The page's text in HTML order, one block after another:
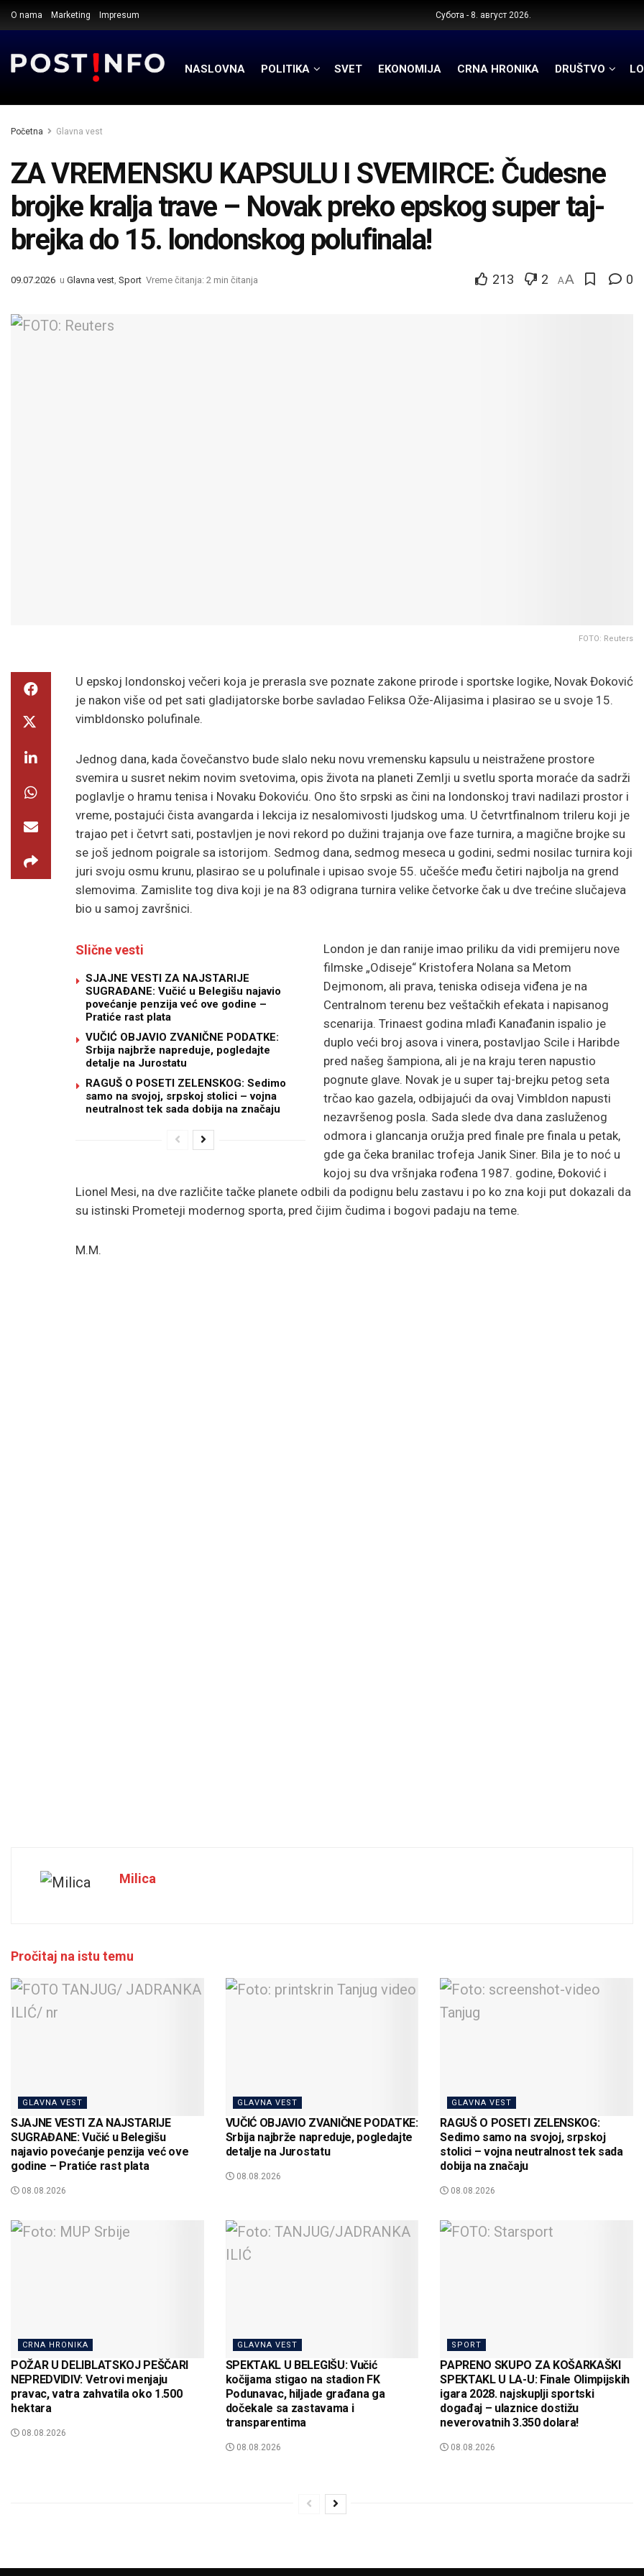
O nama Marketing Impresum Субота - 8. август 2026.
NASLOVNA POLITIKA SVET EKONOMIJA CRNA HRONIKA DRUŠTVO
Početna Glavna vest
ZA VREMENSKU KAPSULU I SVEMIRCE: Čudesne
brojke kralja trave – Novak preko epskog super taj-
brejka do 15. londonskog polufinala!
09.07.2026 u Glavna vest, Sport Vreme čitanja: 2 min čitanja 213 2 AA 0
FOTO: Reuters
U epskoj londonskoj večeri koja je prerasla sve poznate zakone prirode i sportske logike, Novak Đoković
je nakon više od pet sati gladijatorske borbe savladao Feliksa Ože-Alijasima i plasirao se u svoje 15.
vimbldonsko polufinale.
Jednog dana, kada čovečanstvo bude slalo neku novu vremensku kapsulu u neistražene prostore
svemira u susret nekim novim svetovima, opis života na planeti Zemlji u svetlu sporta moraće da sadrži
poglavlje o hramu tenisa i Novaku Đokoviću. Ono što srpski as čini na londonskoj travi nadilazi prostor i
vreme, postajući čista avangarda i lekcija iz nesalomivosti ljudskog uma. U četvrtfinalnom trileru koji je
trajao pet i četvrt sati, postavljen je novi rekord po dužini trajanja ove faze turnira, a magične brojke su
se još jednom poigrale sa istorijom. Sedmog dana, sedmog meseca u godini, sedmi nosilac turnira koji
juri svoju osmu krunu, plasirao se u polufinale i upisao svoje 55. učešće među četiri najbolja na grend
slemovima. Zamislite tog diva koji je na 83 odigrana turnira velike četvorke čak u dve trećine slučajeva
bio u samoj završnici.
Slične vesti
SJAJNE VESTI ZA NAJSTARIJE
SUGRAĐANE: Vučić u Belegišu najavio
povećanje penzija već ove godine –
Pratiće rast plata
VUČIĆ OBJAVIO ZVANIČNE PODATKE:
Srbija najbrže napreduje, pogledajte
detalje na Jurostatu
RAGUŠ O POSETI ZELENSKOG: Sedimo
samo na svojoj, srpskoj stolici – vojna
neutralnost tek sada dobija na značaju
London je dan ranije imao priliku da vidi premijeru nove
filmske „Odiseje“ Kristofera Nolana sa Metom
Dejmonom, ali prava, teniska odiseja viđena je na
Centralnom terenu bez veštačkih efekata i napisanog
scenarija. Trinaest godina mlađi Kanađanin ispalio je
duplo veći broj asova i vinera, postavljao Scile i Haribde
pred našeg šampiona, ali je na kraju teren napustio
pognute glave. Novak je u super taj-brejku petog seta
trčao kao gazela, odbijajući da ovaj Vimbldon napusti
nezavršenog posla. Sada slede dva dana zasluženog
odmora i glancanja oružja pred finale pre finala u petak,
gde ga čeka branilac trofeja Janik Siner. Bila je to noć u
kojoj su dva vršnjaka rođena 1987. godine, Đoković i
Lionel Mesi, na dve različite tačke planete odbili da podignu belu zastavu i po ko zna koji put dokazali da
su istinski Prometeji modernog sporta, pred čijim čudima i bogovi padaju na teme.
M.M.
Milica
Pročitaj na istu temu
GLAVNA VEST
SJAJNE VESTI ZA NAJSTARIJE
SUGRAĐANE: Vučić u Belegišu
najavio povećanje penzija već ove
godine – Pratiće rast plata
08.08.2026
GLAVNA VEST
VUČIĆ OBJAVIO ZVANIČNE PODATKE:
Srbija najbrže napreduje, pogledajte
detalje na Jurostatu
08.08.2026
GLAVNA VEST
RAGUŠ O POSETI ZELENSKOG:
Sedimo samo na svojoj, srpskoj
stolici – vojna neutralnost tek sada
dobija na značaju
08.08.2026
CRNA HRONIKA
POŽAR U DELIBLATSKOJ PEŠČARI
NEPREDVIDIV: Vetrovi menjaju
pravac, vatra zahvatila oko 1.500
hektara
08.08.2026
GLAVNA VEST
SPEKTAKL U BELEGIŠU: Vučić
kočijama stigao na stadion FK
Podunavac, hiljade građana ga
dočekale sa zastavama i
transparentima
08.08.2026
SPORT
PAPRENO SKUPO ZA KOŠARKAŠKI
SPEKTAKL U LA-U: Finale Olimpijskih
igara 2028. najskuplji sportski
događaj – ulaznice dostižu
neverovatnih 3.350 dolara!
08.08.2026